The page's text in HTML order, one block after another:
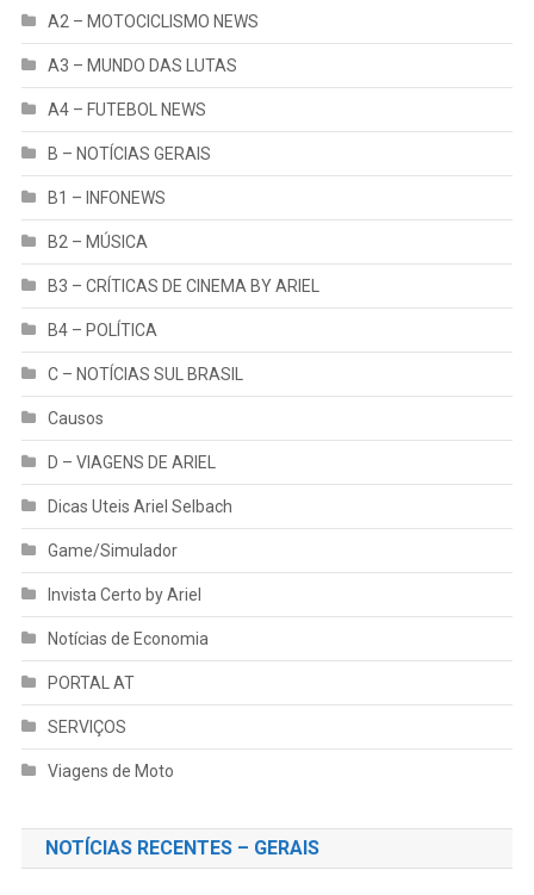
A2 – MOTOCICLISMO NEWS
A3 – MUNDO DAS LUTAS
A4 – FUTEBOL NEWS
B – NOTÍCIAS GERAIS
B1 – INFONEWS
B2 – MÚSICA
B3 – CRÍTICAS DE CINEMA BY ARIEL
B4 – POLÍTICA
C – NOTÍCIAS SUL BRASIL
Causos
D – VIAGENS DE ARIEL
Dicas Uteis Ariel Selbach
Game/Simulador
Invista Certo by Ariel
Notícias de Economia
PORTAL AT
SERVIÇOS
Viagens de Moto
NOTÍCIAS RECENTES – GERAIS